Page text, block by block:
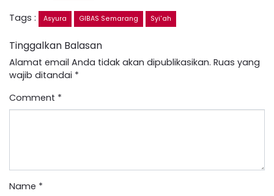
Tags : Asyura GIBAS Semarang Syi'ah
Tinggalkan Balasan
Alamat email Anda tidak akan dipublikasikan. Ruas yang
wajib ditandai *
Comment *
Name *